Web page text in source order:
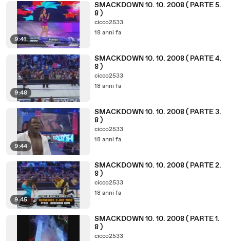
9:41
SMACKDOWN 10. 10. 2008 ( PARTE 5.
8 )
cicco2533
18 anni fa
9:48
SMACKDOWN 10. 10. 2008 ( PARTE 4.
8 )
cicco2533
18 anni fa
9:44
SMACKDOWN 10. 10. 2008 ( PARTE 3.
8 )
cicco2533
18 anni fa
9:45
SMACKDOWN 10. 10. 2008 ( PARTE 2.
8 )
cicco2533
18 anni fa
SMACKDOWN 10. 10. 2008 ( PARTE 1.
8 )
cicco2533